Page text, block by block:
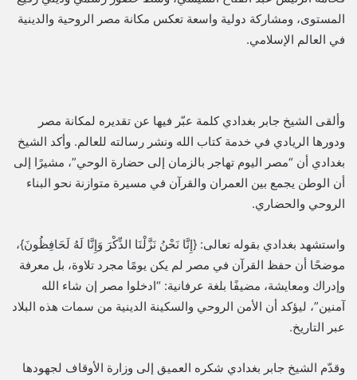
المستوى، ومشاركة دولية واسعة تعكس مكانة مصر الروحية والدينية
في العالم الإسلامي.
وألقى الشيخ جابر بغدادي كلمة عبّر فيها عن تقديره لمكانة مصر
ودورها الريادي في خدمة كتاب الله ونشر رسالته للعالم. وأكد الشيخ
بغدادي أن “مصر اليوم تهاجر بالزمان إلى حضارة الوحي”، مشيرًا إلى
أن الوطن يجمع بين العمران والقرآن في مسيرة متوازنة نحو البناء
الروحي والحضاري.
واستشهد بغدادي بقوله تعالى: {إِنَّا نَحْنُ نَزَّلْنَا الذِّكْرَ وَإِنَّا لَهُ لَحَافِظُونَ}،
موضحًا أن حفظ القرآن في مصر لم يكن يومًا مجرد تلاوة، بل معرفة
وإدراك ومعايشة، مضيفًا بلغة عرفانية: “ادخلوا مصر إن شاء الله
آمنين”، ليؤكد أن الأمن الروحي والسكينة الدينية من سمات هذه البلاد
عبر التاريخ.
وقدّم الشيخ جابر بغدادي شكره العميق إلى وزارة الأوقاف لجهودها